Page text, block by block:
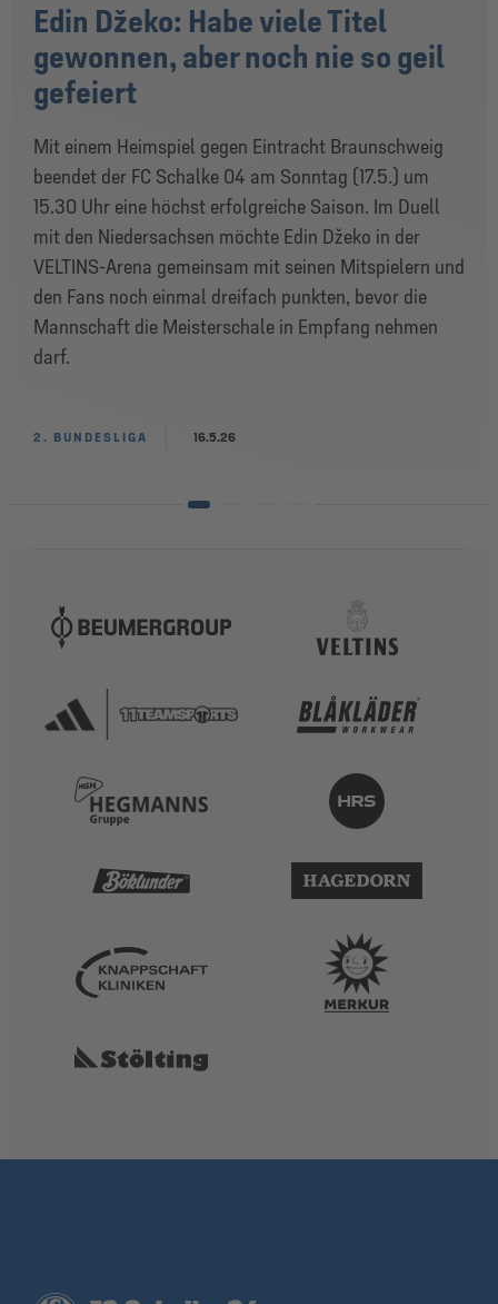
Edin Džeko: Habe viele Titel
gewonnen, aber noch nie so geil
gefeiert
Mit einem Heimspiel gegen Eintracht Braunschweig
beendet der FC Schalke 04 am Sonntag (17.5.) um
15.30 Uhr eine höchst erfolgreiche Saison. Im Duell
mit den Niedersachsen möchte Edin Džeko in der
VELTINS-Arena gemeinsam mit seinen Mitspielern und
den Fans noch einmal dreifach punkten, bevor die
Mannschaft die Meisterschale in Empfang nehmen
darf.
2. BUNDESLIGA 16.5.26